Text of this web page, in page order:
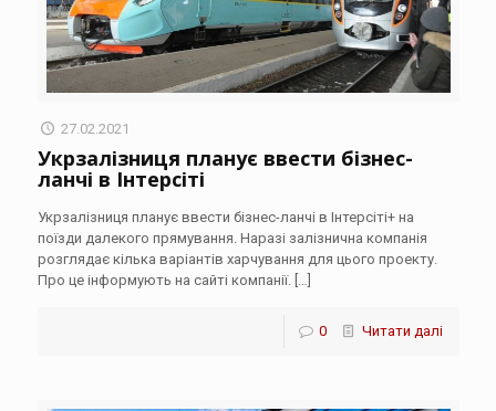
27.02.2021
Укрзалізниця планує ввести бізнес-
ланчі в Інтерсіті
Укрзалізниця планує ввести бізнес-ланчі в Інтерсіті+ на
поїзди далекого прямування. Наразі залізнична компанія
розглядає кілька варіантів харчування для цього проекту.
Про це інформують на сайті компанії.[…]
0 Читати далі